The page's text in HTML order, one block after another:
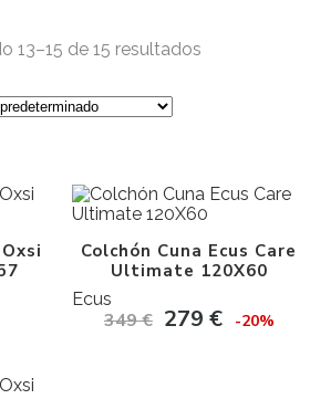
13–15 de 15 resultados
Colchón Cuna Ecus Care
Ultimate 120X60
Ecus
349€ 279 € -20%